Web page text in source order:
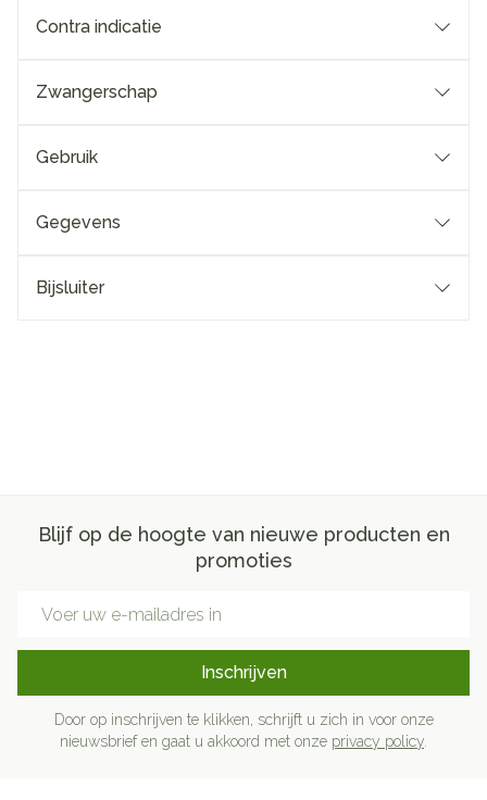
Contra indicatie
Zwangerschap
Gebruik
Gegevens
Bijsluiter
Blijf op de hoogte van nieuwe producten en
promoties
Inschrijven
Door op inschrijven te klikken, schrijft u zich in voor onze
nieuwsbrief en gaat u akkoord met onze privacy policy